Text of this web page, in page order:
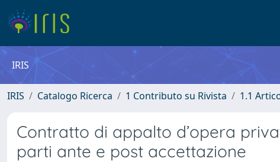
IRIS
IRIS Catalogo Ricerca 1 Contributo su Rivista 1.1
Contratto di appalto d’opera
parti ante e post accettazione